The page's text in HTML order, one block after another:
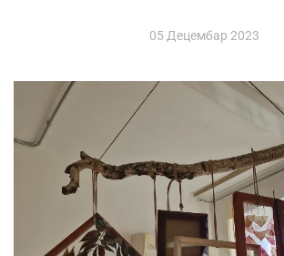
05 Децембар 2023